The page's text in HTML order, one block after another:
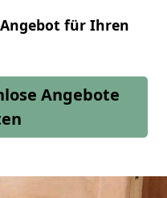
Angebot für Ihren
Angebote